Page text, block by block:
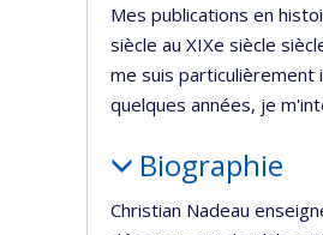
Mes publications en
siècle au XIXe siècle
me suis particulièrement
quelques années, je
Biographie
Christian Nadeau